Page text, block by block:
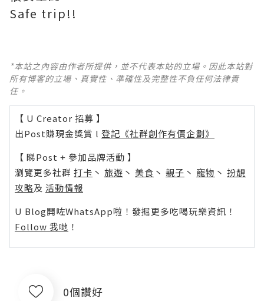
Safe trip!!
*本站之內容由作者所提供，並不代表本站的立場。因此本站對
所有博客的立場、真實性、準確性及完整性不負任何法律責
任。
【 U Creator 招募 】
出Post賺現金獎賞 l 登記《社群創作有價企劃》
【 睇Post + 參加品牌活動 】
瀏覽更多社群 打卡 丶 旅遊 丶 美食 丶 親子 丶 寵物 丶 扮靚
攻略及 活動情報
U Blog開咗WhatsApp啦！發掘更多吃喝玩樂資訊！
Follow 我哋 ！
0個讚好